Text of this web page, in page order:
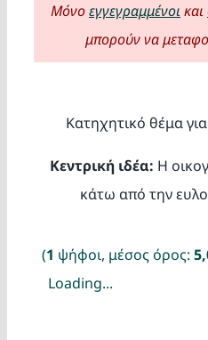
Μόνοεγγεγραμμένοικαι
μπορούν να
Κατηχητικό θέμα
Κεντρική ιδέα: Η
κάτω από την
(1 ψήφοι, μέσος όρος:
Loading...